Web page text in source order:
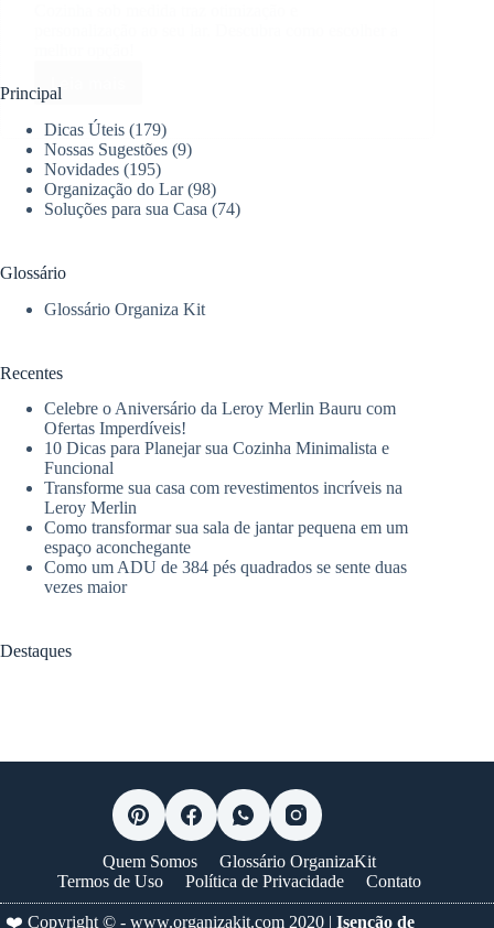
Leia mais
e
Estilo:
Cozinhas
Sob
Medida
Principal
Dicas Úteis (179)
Nossas Sugestões (9)
Novidades (195)
Organização do Lar(98)
Soluções para sua Casa (74)
Glossário
Glossário Organiza Kit
Recentes
Celebre o Aniversário da Leroy Merlin Bauru com
Ofertas Imperdíveis!
10 Dicas para Planejar sua Cozinha Minimalista e
Funcional
Transforme sua casa com revestimentos incríveis na
Leroy Merlin
Como transformar sua sala de jantar pequena em um
espaço aconchegante
Como um ADU de 384 pés quadrados se sente duas
vezes maior
Destaques
Quem Somos
Glossário OrganizaKit
Termos de Uso
Política de Privacidade Contato
❤️ Copyright © - www.organizakit.com 2020 | Isenção de